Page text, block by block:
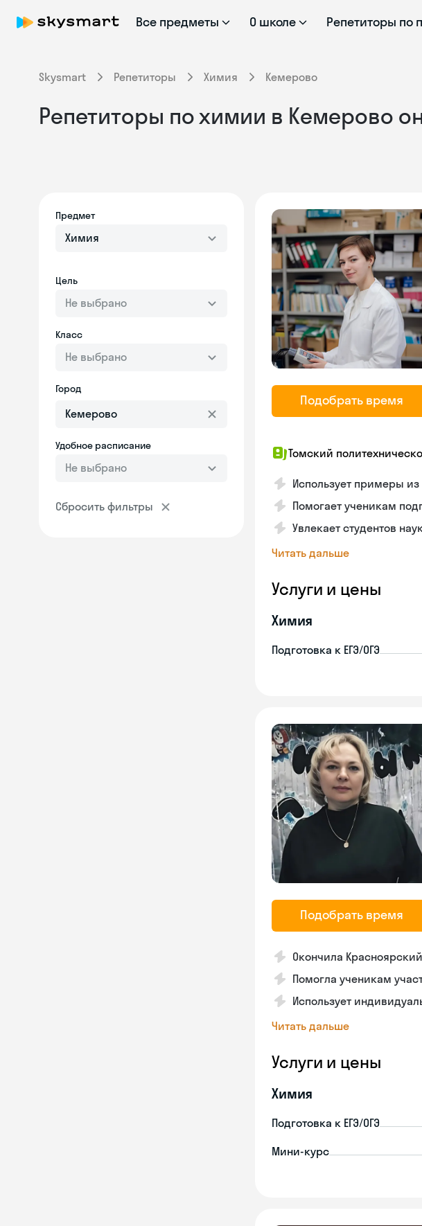
Все предметы О школе Репетиторы по
Skysmart Репетиторы Химия Кемерово
Репетиторы по химии в Кемерово
Предмет
Химия
Цель
Не выбрано
Класс
Не выбрано
Город
Удобное расписание
Не выбрано
Сбросить фильтры
Подобрать время
Томский
Использует примеры
Помогает ученикам
Увлекает студентов
Читать дальше
Услуги и цены
Химия
Подготовка к ЕГЭ/ОГЭ
Подобрать время
Окончила
Помогла ученикам
Использует
Читать дальше
Услуги и цены
Химия
Подготовка к ЕГЭ/ОГЭ
Мини-курс